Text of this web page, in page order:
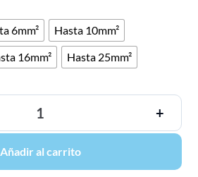
6mm²
Hasta 10mm²
16mm² Hasta 25mm²
+
Añadir al carrito